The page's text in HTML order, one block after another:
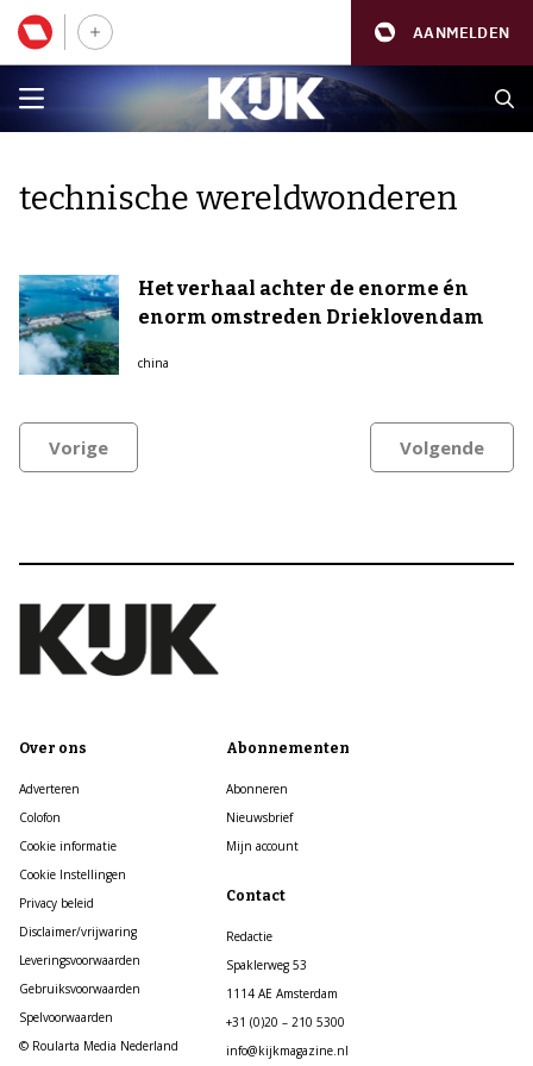
AANMELDEN
technische wereldwonderen
Het verhaal achter de enorme én
enorm omstreden Drieklovendam
china
Vorige Volgende
Over ons
Adverteren
Colofon
Cookie informatie
Cookie Instellingen
Privacy beleid
Disclaimer/vrijwaring
Leveringsvoorwaarden
Gebruiksvoorwaarden
Spelvoorwaarden
© Roularta Media Nederland
Abonnementen
Abonneren
Nieuwsbrief
Mijn account
Contact
Redactie
Spaklerweg 53
1114 AE Amsterdam
+31 (0)20 – 210 5300
info@kijkmagazine.nl